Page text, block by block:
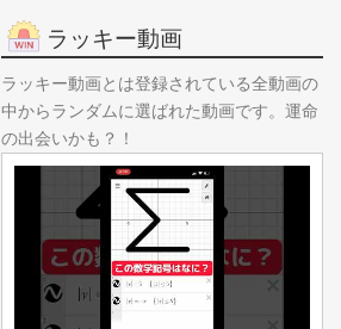
ラッキー動画
ラッキー動画とは登録されている全動画の
中からランダムに選ばれた動画です。運命
の出会いかも？！